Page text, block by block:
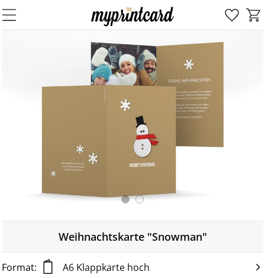
Weihnachtskarte "Snowman"
A6 Klappkarte hoch